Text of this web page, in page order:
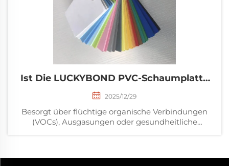
Ist Die LUCKYBOND PVC-Schaumplatte
Ungiftig Und Sicher Für Die
2025/12/29
Besorgt über flüchtige organische Verbindungen
(VOCs), Ausgasungen oder gesundheitliche